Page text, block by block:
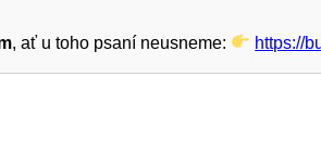
, ať u toho psaní neusneme: https://